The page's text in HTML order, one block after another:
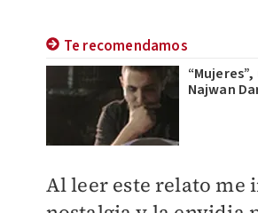
Te recomendamos
Najwan
Al leer este relato me